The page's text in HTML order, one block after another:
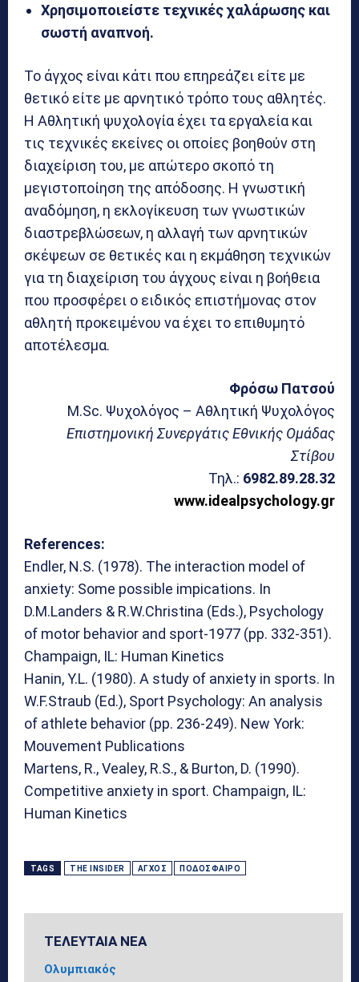
Χρησιμοποιείστε τεχνικές χαλάρωσης και
σωστή αναπνοή.
Το άγχος είναι κάτι που επηρεάζει είτε με
θετικό είτε με αρνητικό τρόπο τους αθλητές.
Η Αθλητική ψυχολογία έχει τα εργαλεία και
τις τεχνικές εκείνες οι οποίες βοηθούν στη
διαχείριση του, με απώτερο σκοπό τη
μεγιστοποίηση της απόδοσης. Η γνωστική
αναδόμηση, η εκλογίκευση των γνωστικών
διαστρεβλώσεων, η αλλαγή των αρνητικών
σκέψεων σε θετικές και η εκμάθηση τεχνικών
για τη διαχείριση του άγχους είναι η βοήθεια
που προσφέρει ο ειδικός επιστήμονας στον
αθλητή προκειμένου να έχει το επιθυμητό
αποτέλεσμα.
Φρόσω Πατσού
M.Sc. Ψυχολόγος – Αθλητική Ψυχολόγος
Επιστημονική Συνεργάτις Εθνικής Ομάδας
Στίβου
Τηλ.: 6982.89.28.32
www.idealpsychology.gr
References:
Endler, N.S. (1978). The interaction model of
anxiety: Some possible impications. In
D.M.Landers & R.W.Christina (Eds.), Psychology
of motor behavior and sport-1977 (pp. 332-351).
Champaign, IL: Human Kinetics
Hanin, Y.L. (1980). A study of anxiety in sports. In
W.F.Straub (Ed.), Sport Psychology: An analysis
of athlete behavior (pp. 236-249). New York:
Mouvement Publications
Martens, R., Vealey, R.S., & Burton, D. (1990).
Competitive anxiety in sport. Champaign, IL:
Human Kinetics
TAGS THE INSIDER ΆΓΧΟΣ ΠΟΔΌΣΦΑΙΡΟ
ΤΕΛΕΥΤΑΙΑ ΝΕΑ
Ολυμπιακός